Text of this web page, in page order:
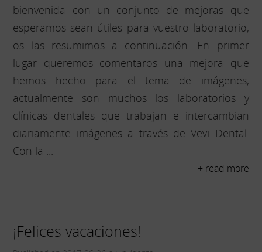
bienvenida con un conjunto de mejoras que
esperamos sean útiles para vuestro laboratorio,
os las resumimos a continuación. En primer
lugar queremos comentaros una mejora que
hemos hecho para el tema de imágenes,
actualmente son muchos los laboratorios y
clínicas dentales que trabajan e intercambian
diariamente imágenes a través de Vevi Dental.
Con la ...
+ read more
¡Felices vacaciones!